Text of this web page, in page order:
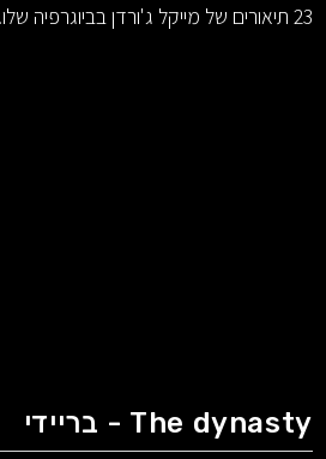
23 תיאורים של מייקל ג'ורדן בביוגרפיה שלו.
The dynasty - בריידי